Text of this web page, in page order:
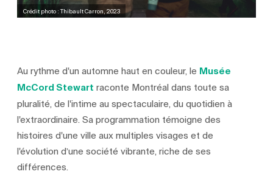
Crédit photo : Thibault Carron, 2023
Au rythme d'un automne haut en couleur, le Musée
McCord Stewart raconte Montréal dans toute sa
pluralité, de l'intime au spectaculaire, du quotidien à
l'extraordinaire. Sa programmation témoigne des
histoires d'une ville aux multiples visages et de
l'évolution d’une société vibrante, riche de ses
différences.